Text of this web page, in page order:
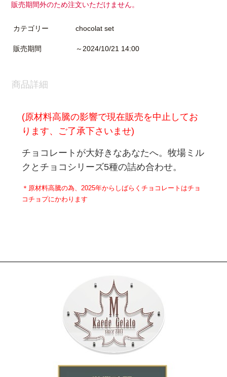
販売期間外のため注文いただけません。
カテゴリー chocolat set
販売期間 ～2024/10/21 14:00
商品詳細
(原材料高騰の影響で現在販売を中止してお
ります、ご了承下さいませ)
チョコレートが大好きなあなたへ。牧場ミル
クとチョコシリーズ5種の詰め合わせ。
＊原材料高騰の為、2025年からしばらくチョコレートはチョ
コチョプにかわります